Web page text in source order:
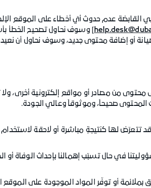
دبي القابضة عدم حدوث أيّ أخطاء على الموقع
] وسوف نحاول تصحيح الخطأ
الصيانة أو إضافة محتوى جديد، وسوف نحاول
محتوى من مصادر أو مواقع إلكترونية
صحيحاً، وموثوقاً وعالي الجودة.
بملائمة أو توفّر المواد الموجودة على